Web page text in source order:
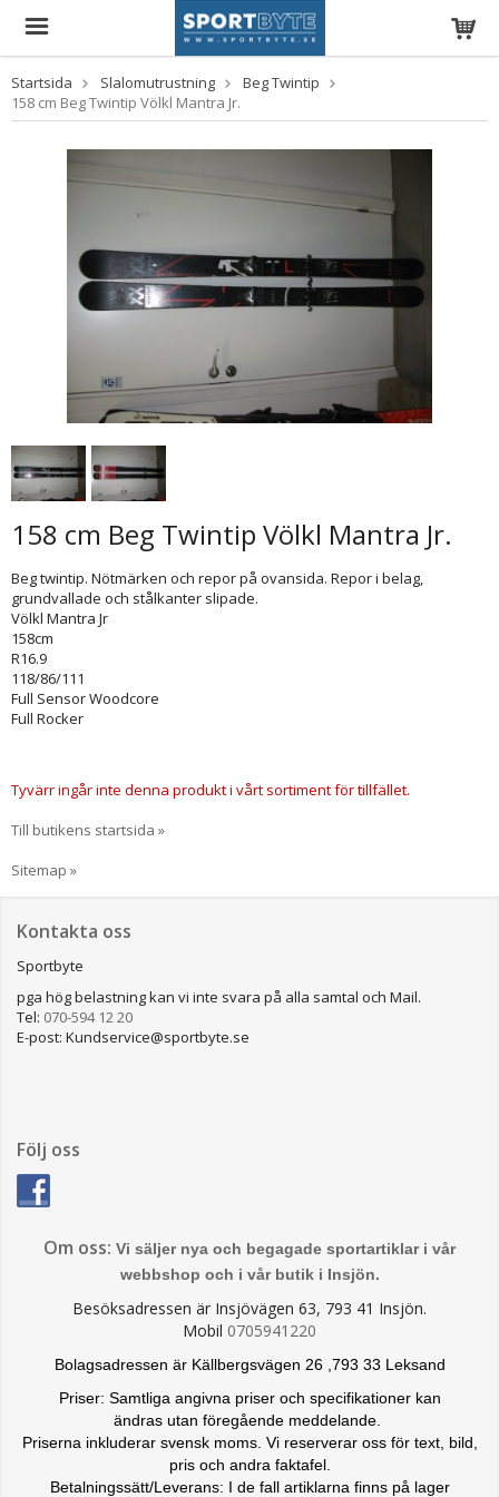
Startsida Slalomutrustning
Beg Twintip
158 cm Beg Twintip Völkl Mantra Jr.
158 cm Beg Twintip Völkl Mantra Jr.
Beg twintip. Nötmärken och repor på ovansida. Repor i belag,
grundvallade och stålkanter slipade.
Völkl Mantra Jr
158cm
R16.9
118/86/111
Full Sensor Woodcore
Full Rocker
Tyvärr ingår inte denna produkt i vårt sortiment för tillfället.
Till butikens startsida »
Sitemap »
Kontakta oss
Sportbyte
pga hög belastning kan vi inte svara på alla samtal och Mail.
Tel: 070-594 12 20
E-post: Kundservice@sportbyte.se
Följ oss
Om oss: Vi säljer nya och begagade sportartiklar i vår
webbshop och i vår butik i Insjön.
Besöksadressen är Insjövägen 63, 793 41 Insjön.
Mobil 0705941220
Bolagsadressen är Källbergsvägen 26 ,793 33 Leksand
Priser: Samtliga angivna priser och specifikationer kan
ändras utan föregående meddelande.
Priserna inkluderar svensk moms. Vi reserverar oss för text, bild,
pris och andra faktafel.
Betalningssätt/Leverans: I de fall artiklarna finns på lager